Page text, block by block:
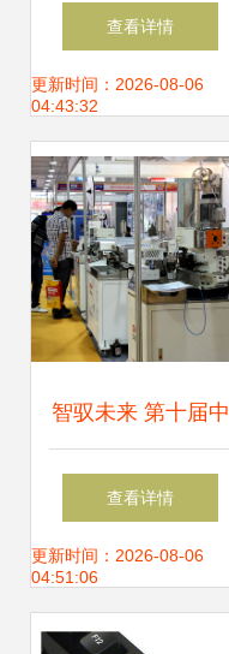
机械厂自动数控钢
筋弯箍机的创新步
伐
查看详情
更新时间：2026-08-06
04:43:32
智驭未来 第十届中
国机械装备博览会
直击——龙腾重型
机械发布第三代AI
查看详情
更新时间：2026-08-06
04:51:06